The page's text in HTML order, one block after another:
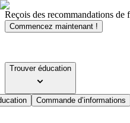
Reçois des recommandations de
Commencez maintenant !
Trouver éducation
Commande d’informations